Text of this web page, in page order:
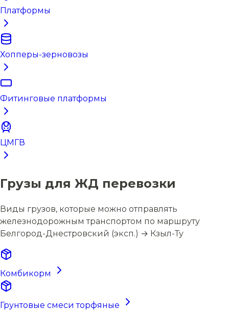
Платформы
Хопперы-зерновозы
Фитинговые платформы
ЦМГВ
Грузы для ЖД перевозки
Виды грузов, которые можно отправлять
железнодорожным транспортом по маршруту
Белгород-Днестровский (эксп.) → Кзыл-Ту
Комбикорм
Грунтовые смеси торфяные